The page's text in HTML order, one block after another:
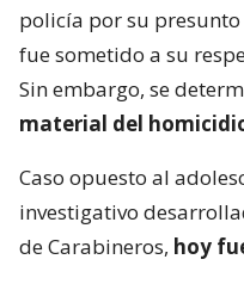
policía por su
fue sometido a su
Sin embargo, se
material del
Caso opuesto al
investigativo
de Carabineros, hoy